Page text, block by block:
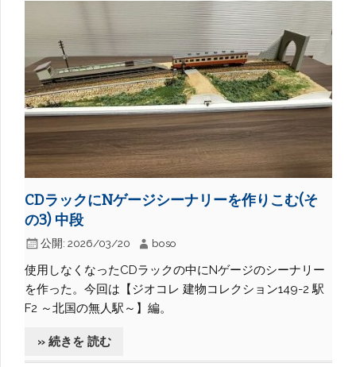
CDラックにNゲージシーナリーを作りこむ(そ
の3) 中段
公開: 2026/03/20 boso
使用しなくなったCDラックの中にNゲージのシーナリー
を作った。今回は【ジオコレ 建物コレクション149-2 駅
F2 ～北国の無人駅～】編。
» 続きを 読む